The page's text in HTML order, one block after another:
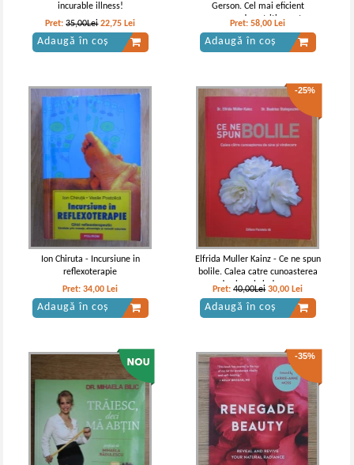
incurable illness!
Pret:35,00Lei 22,75 Lei
Adaugă în coș
Gerson. Cel mai eficient
program de nutritie pentru
prevenirea si tratarea cancerului
si a altor boli grave
Pret:58,00 Lei
Adaugă în coș
Ion Chiruta - Incursiune in
reflexoterapie
Pret:34,00 Lei
Adaugă în coș
-25%
Elfrida Muller Kainz - Ce ne spun
bolile. Calea catre cunoasterea
de sine si vindecare
Pret:40,00Lei 30,00 Lei
Adaugă în coș
-35%